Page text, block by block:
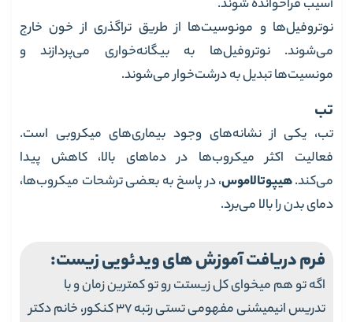
آسیب فرا‌خوانده شوند.
نوتروفیل‌ها و مونوسیت‌ها از طریق تراگذری از خون خارج
می‌شوند. نوتروفیل‌ها به بیگانه‌خواری می‌پردازند و
مونسیت‌ها تبدیل به درشت‌خوار می‌شوند.
تب
تب، یکی از نشانه‌های وجود بیماری‌های میکروبی است.
فعالیت اکثر میکروب‌ها در دماهای بالا، کاهش پیدا
می‌کند.هیپوتالاموس، در پاسخ به بعضی ترشحات میکروب‌ها،
دمای بدن را بالا می‌برد.
فرم دریافت آموزش های ویدئویی زیست:
اگه تو هم میخوای کل زیستت رو تو کمترین زمان و با
تدریس انیمیشنی مفهومی تستی رتبه 37 کنکور، خانم دکتر